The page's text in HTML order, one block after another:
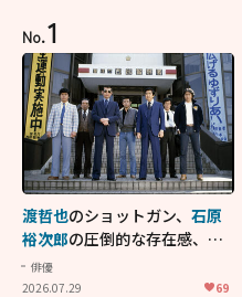
No.1
渡哲也のショットガン、 石原
裕次郎の圧倒的な存在感、 舘
ひろし
ン！"大門軍団"のカッコよさ
俳優
2026.07.29
69